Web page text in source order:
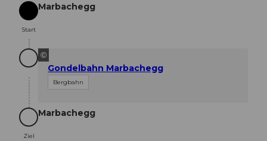
Start
Start
Marbachegg
©
Gondelbahn Marbachegg
Bergbahn
Ziel
Ziel
Marbachegg